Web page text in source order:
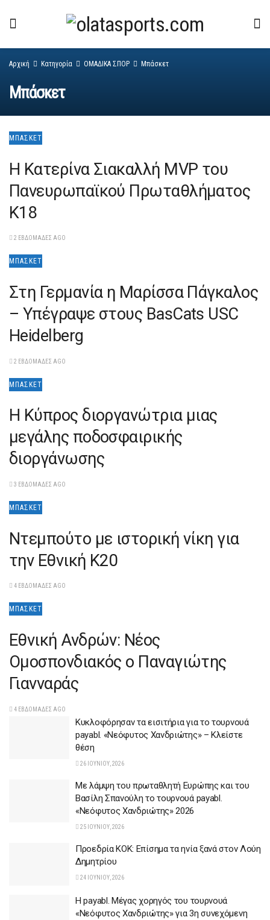
Αρχική Κατηγορία ΟΜΑΔΙΚΑ ΣΠΟΡ Μπάσκετ
Μπάσκετ
ΜΠΆΣΚΕΤ
H Kατερίνα Σιακαλλή MVP του
Πανευρωπαϊκού Πρωταθλήματος
Κ18
2 ΕΒΔΟΜΆΔΕΣ AGO
ΜΠΆΣΚΕΤ
Στη Γερμανία η Μαρίσσα Πάγκαλος
– Υπέγραψε στους BasCats USC
Heidelberg
2 ΕΒΔΟΜΆΔΕΣ AGO
ΜΠΆΣΚΕΤ
Η Κύπρος διοργανώτρια μιας
μεγάλης ποδοσφαιρικής
διοργάνωσης
3 ΕΒΔΟΜΆΔΕΣ AGO
ΜΠΆΣΚΕΤ
Ντεμπούτο με ιστορική νίκη για
την Εθνική Κ20
4 ΕΒΔΟΜΆΔΕΣ AGO
ΜΠΆΣΚΕΤ
Εθνική Ανδρών: Nέος
Oμοσπονδιακός ο Παναγιώτης
Γιανναράς
4 ΕΒΔΟΜΆΔΕΣ AGO
Κυκλοφόρησαν τα εισιτήρια για το τουρνουά
payabl. «Νεόφυτος Χανδριώτης» – Κλείστε
θέση
26 ΙΟΥΝΊΟΥ, 2026
Με λάμψη του πρωταθλητή Ευρώπης και του
Βασίλη Σπανούλη το τουρνουά payabl.
«Νεόφυτος Χανδριώτης» 2026
25 ΙΟΥΝΊΟΥ, 2026
Προεδρία ΚΟΚ: Επίσημα τα ηνία ξανά στον Λούη
Δημητρίου
24 ΙΟΥΝΊΟΥ, 2026
Η payabl. Μέγας χορηγός του τουρνουά
«Νεόφυτος Χανδριώτης» για 3η συνεχόμενη